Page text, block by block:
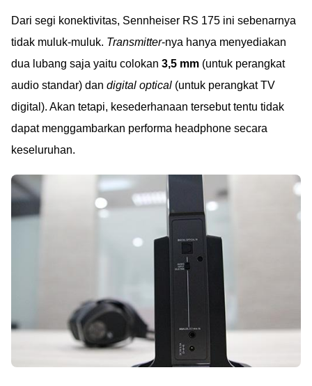
Dari segi konektivitas, Sennheiser RS 175 ini sebenarnya
tidak muluk-muluk. Transmitter-nya hanya menyediakan
dua lubang saja yaitu colokan 3,5 mm (untuk perangkat
audio standar) dan digital optical (untuk perangkat TV
digital). Akan tetapi, kesederhanaan tersebut tentu tidak
dapat menggambarkan performa headphone secara
keseluruhan.